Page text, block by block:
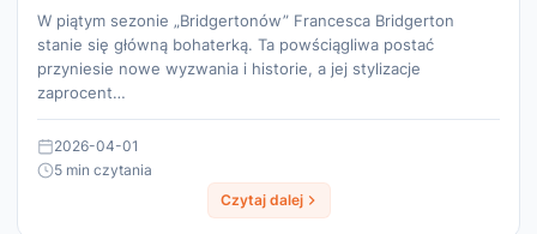
W piątym sezonie „Bridgertonów” Francesca Bridgerton
stanie się główną bohaterką. Ta powściągliwa postać
przyniesie nowe wyzwania i historie, a jej stylizacje
zaprocent…
2026-04-01
5 min czytania
Czytaj dalej